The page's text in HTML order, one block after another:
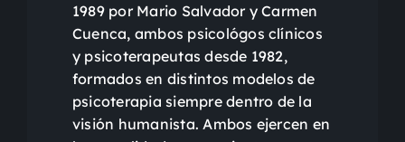
1989 por Mario Salvador y Carmen
Cuenca, ambos psicológos clínicos
y psicoterapeutas desde 1982,
formados en distintos modelos de
psicoterapia siempre dentro de la
visión humanista. Ambos ejercen en